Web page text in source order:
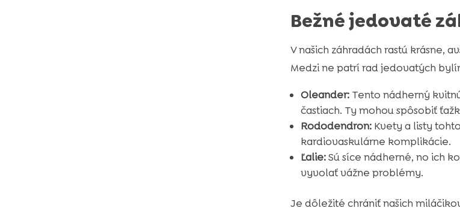
Bežné jedovaté
V našich záhradách rastú krásne,
Medzi ne patrí rad jedovatých
Oleander:Tento nádherný
častiach. Ty mohou spôsobiť
Rododendron:Kvety a listy
kardiovaskulárne komplikácie.
Ľalie:Sú síce nádherné, no ich
vyvolať vážne problémy.
Je dôležité chrániť našich